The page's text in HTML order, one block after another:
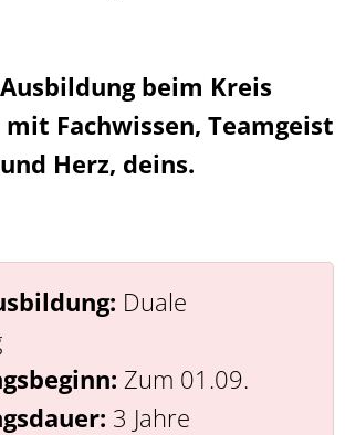
beim Kreis
Fachwissen, Teamgeist
und Herz, deins.
Duale
Zum 01.09.
3 Jahre